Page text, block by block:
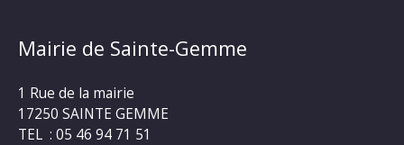
Mairie de Sainte-Gemme
1 Rue de la mairie
17250 SAINTE GEMME
TEL : 05 46 94 71 51